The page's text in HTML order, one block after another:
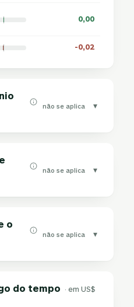
0,00
-0,02
não se aplica ▾
não se aplica ▾
o
não se aplica ▾
do tempo · em US$